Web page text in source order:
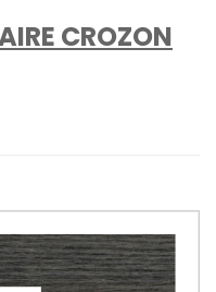
CROZON